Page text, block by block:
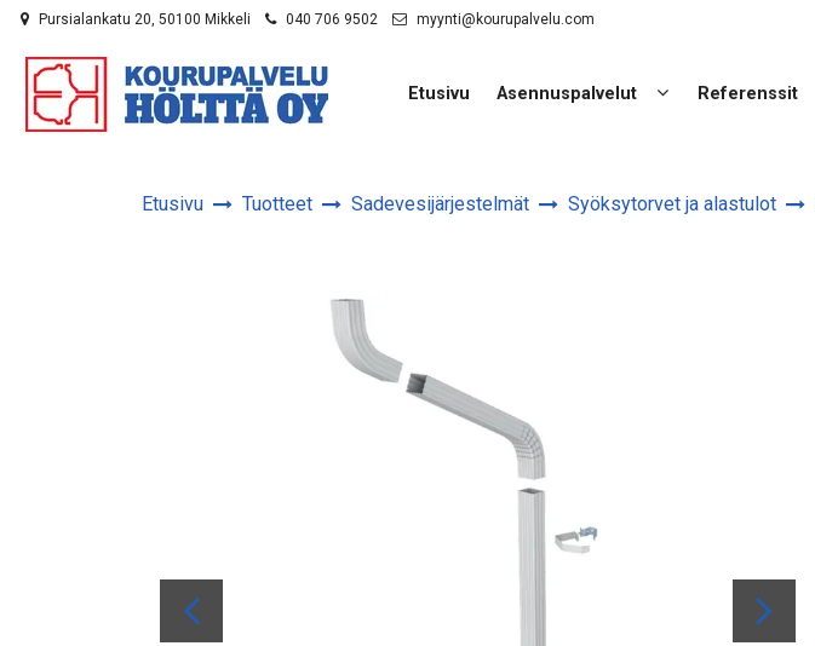
Siirry pääsisältöön
Pursialankatu 20, 50100 Mikkeli 040 706 9502 myynti@kourupalvelu.com
Etusivu Asennuspalvelut Referenssit
Etusivu Tuotteet Sadevesijärjestelmät Syöksytorvet ja alastulot